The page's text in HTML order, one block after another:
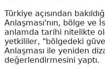
Türkiye açısından
Anlaşması'nın, bölge ve
anlamda tarihi nitelikte
yetkililer, "bölgedeki
Anlaşması ile yeniden
değerlendirmesini yaptı.